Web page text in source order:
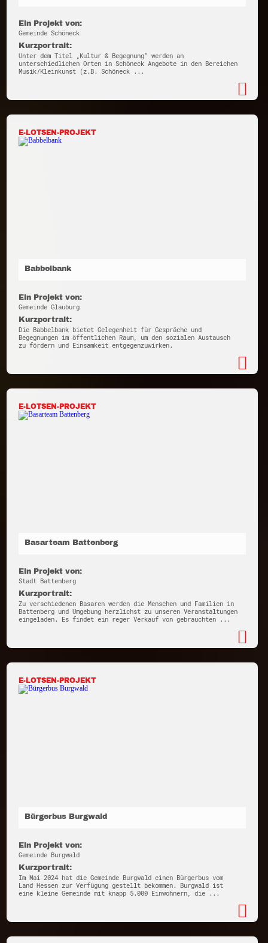
Ein Projekt von:
Gemeinde Schöneck
Kurzportrait:
Unter dem Titel „Kultur & Begegnung“ werden an
unterschiedlichen Orten in Schöneck Angebote in den Bereichen
Musik/Kleinkunst (z.B. Schöneck ...
E-LOTSEN-PROJEKT
Babbelbank
Ein Projekt von:
Gemeinde Glauburg
Kurzportrait:
Die Babbelbank bietet Gelegenheit für Gespräche und
Begegnungen im öffentlichen Raum, um den sozialen Austausch
zu fördern und Einsamkeit entgegenzuwirken.
E-LOTSEN-PROJEKT
Basarteam Battenberg
Ein Projekt von:
Stadt Battenberg
Kurzportrait:
Zu verschiedenen Basaren werden die Menschen und Familien in
Battenberg und Umgebung herzlichst zu unseren Veranstaltungen
eingeladen. Es findet ein reger Verkauf von gebrauchten ...
E-LOTSEN-PROJEKT
Bürgerbus Burgwald
Ein Projekt von:
Gemeinde Burgwald
Kurzportrait:
Im Mai 2024 hat die Gemeinde Burgwald einen Bürgerbus vom
Land Hessen zur Verfügung gestellt bekommen. Burgwald ist
eine kleine Gemeinde mit knapp 5.000 Einwohnern, die ...